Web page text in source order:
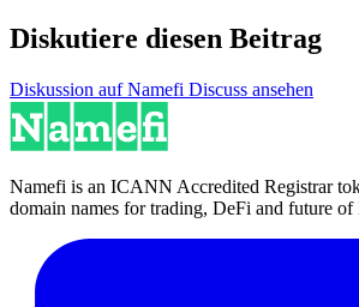
Diskutiere diesen Beitrag
Diskussion auf Namefi Discuss ansehen
Namefi is an ICANN Accredited Registrar
domain names for trading, DeFi and future of